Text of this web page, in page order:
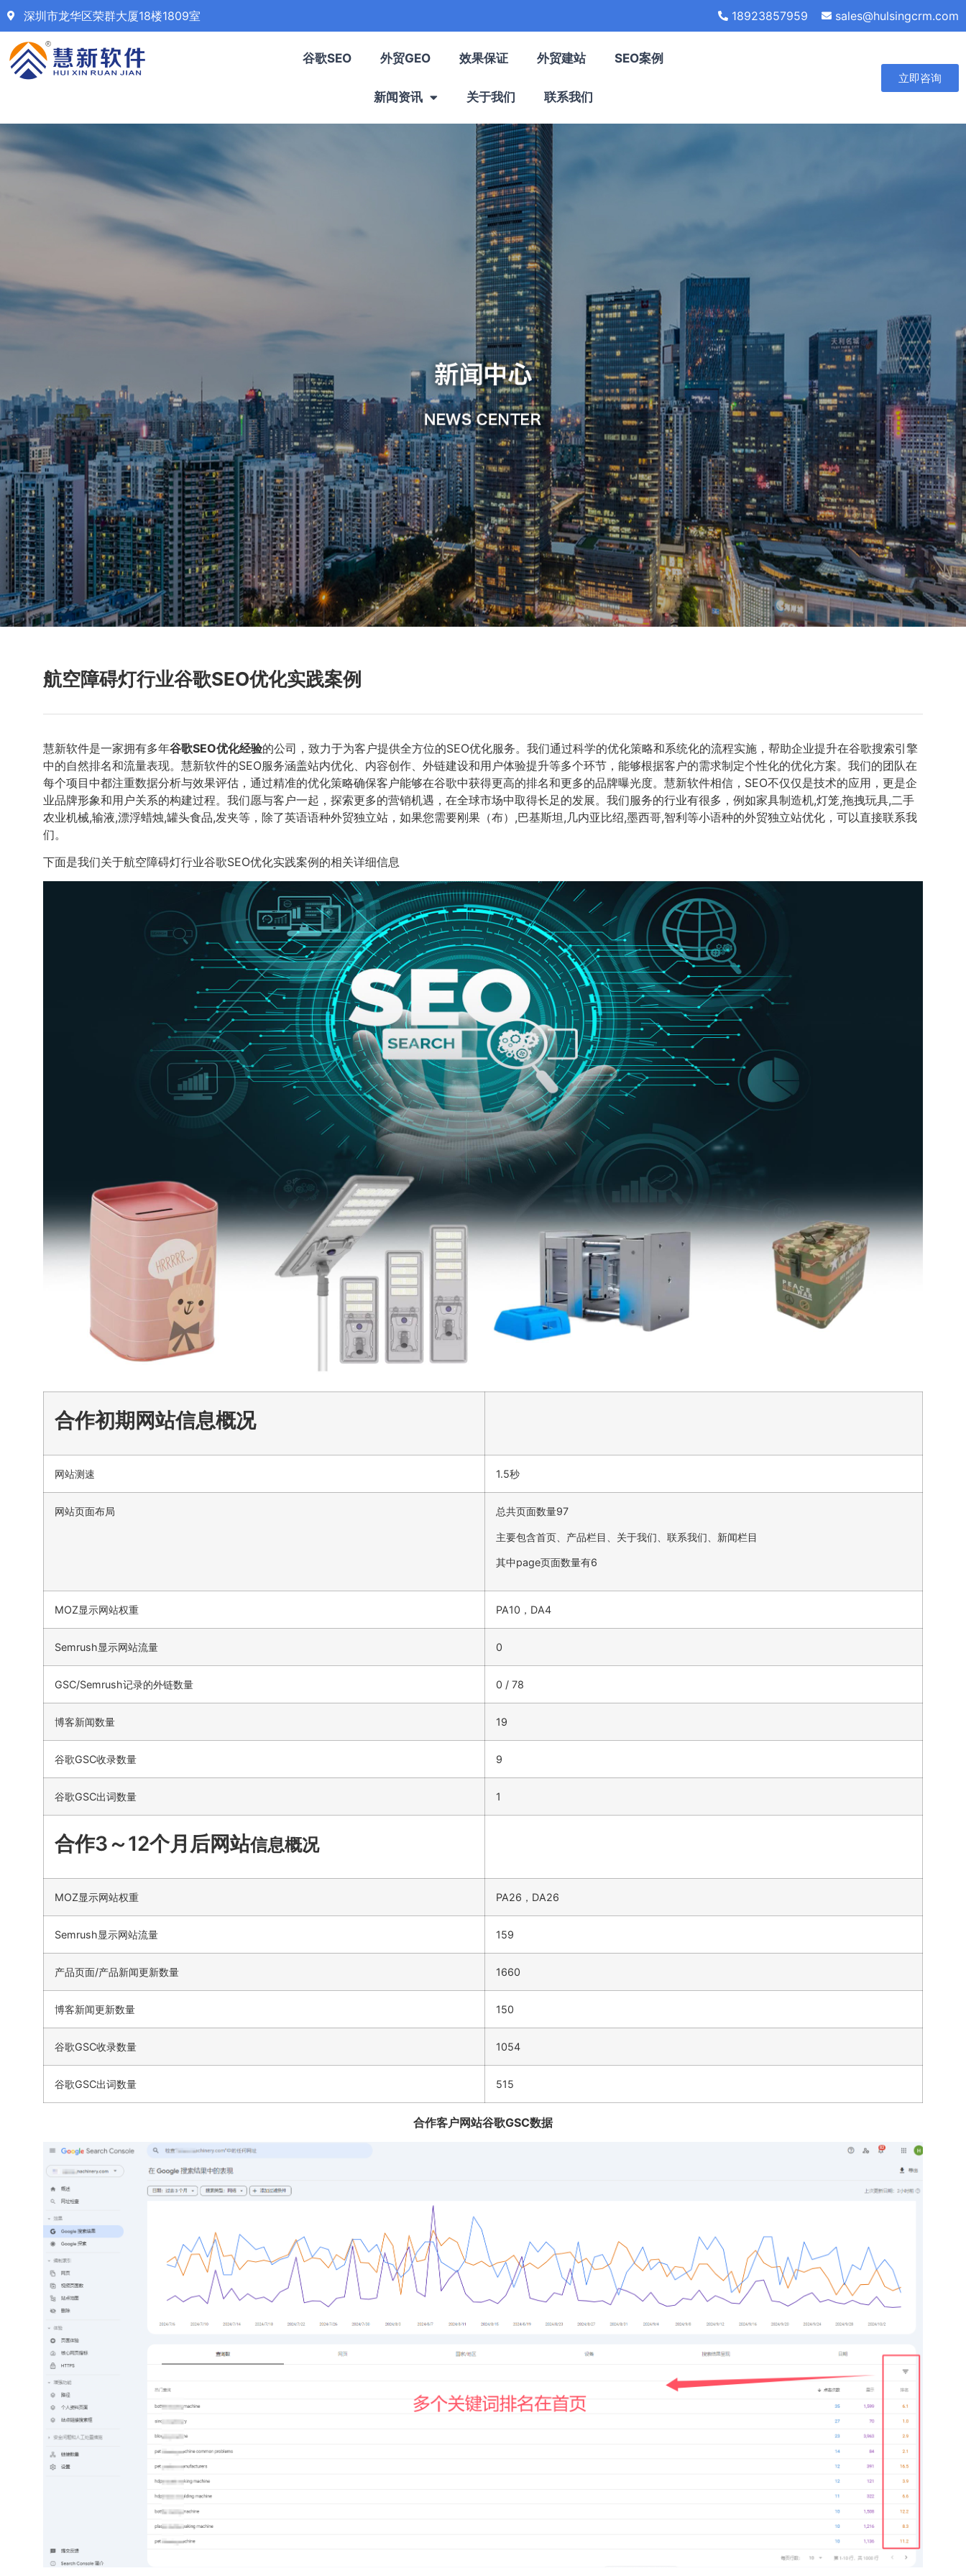
深圳市龙华区荣群大厦18楼1809室 18923857959 sales@hulsingcrm.com
谷歌SEO 外贸GEO 效果保证 外贸建站 SEO案例
新闻资讯 关于我们 联系我们
立即咨询
航空障碍灯行业谷歌SEO优化实践案例
慧新软件是一家拥有多年谷歌SEO优化经验的公司，致力于为客户提供全方位的SEO优化服务。我们通过科学的优化策略和系统化的流程实施，帮助企业提升在谷歌搜索引擎
中的自然排名和流量表现。慧新软件的SEO服务涵盖站内优化、内容创作、外链建设和用户体验提升等多个环节，能够根据客户的需求制定个性化的优化方案。我们的团队在
每个项目中都注重数据分析与效果评估，通过精准的优化策略确保客户能够在谷歌中获得更高的排名和更多的品牌曝光度。慧新软件相信，SEO不仅仅是技术的应用，更是企
业品牌形象和用户关系的构建过程。我们愿与客户一起，探索更多的营销机遇，在全球市场中取得长足的发展。我们服务的行业有很多，例如家具制造机,灯笼,拖拽玩具,二手
农业机械,输液,漂浮蜡烛,罐头食品,发夹等，除了英语语种外贸独立站，如果您需要刚果（布）,巴基斯坦,几内亚比绍,墨西哥,智利等小语种的外贸独立站优化，可以直接联系我
们。
下面是我们关于航空障碍灯行业谷歌SEO优化实践案例的相关详细信息
合作初期网站信息概况
网站测速 1.5秒
网站页面布局 总共页面数量97
主要包含首页、产品栏目、关于我们、联系我们、新闻栏目
其中page页面数量有6
MOZ显示网站权重 PA10，DA4
Semrush显示网站流量 0
GSC/Semrush记录的外链数量 0 / 78
博客新闻数量 19
谷歌GSC收录数量 9
谷歌GSC出词数量 1
合作3～12个月后网站信息概况
MOZ显示网站权重 PA26，DA26
Semrush显示网站流量 159
产品页面/产品新闻更新数量 1660
博客新闻更新数量 150
谷歌GSC收录数量 1054
谷歌GSC出词数量 515
合作客户网站谷歌GSC数据